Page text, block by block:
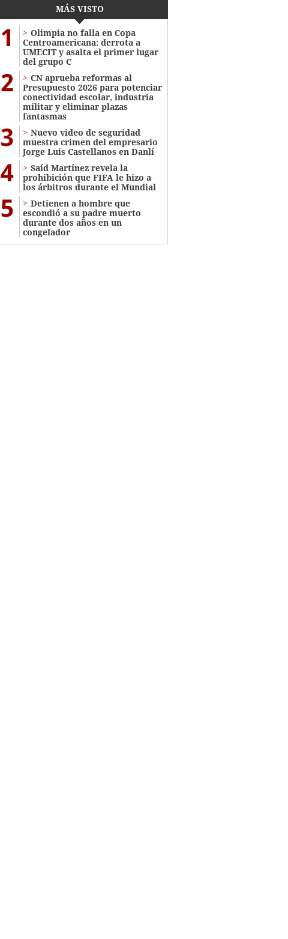
MÁS VISTO
1
Olimpia no falla en Copa
Centroamericana: derrota a
UMECIT y asalta el primer lugar
del grupo C
2
CN aprueba reformas al
Presupuesto 2026 para potenciar
conectividad escolar, industria
militar y eliminar plazas
fantasmas
3
Nuevo video de seguridad
muestra crimen del empresario
Jorge Luis Castellanos en Danlí
4
Saíd Martínez revela la
prohibición que FIFA le hizo a
los árbitros durante el Mundial
5
Detienen a hombre que
escondió a su padre muerto
durante dos años en un
congelador